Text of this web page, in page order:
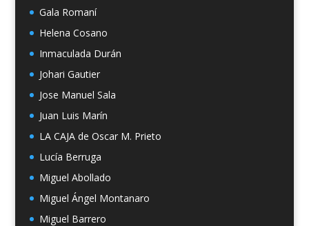
Gala Romaní
Helena Cosano
Inmaculada Durán
Johari Gautier
Jose Manuel Sala
Juan Luis Marín
LA CAJA de Oscar M. Prieto
Lucía Berruga
Miguel Abollado
Miguel Ángel Montanaro
Miguel Barrero